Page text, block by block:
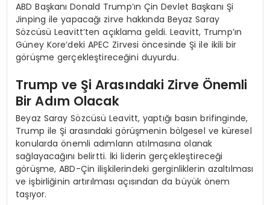
ABD Başkanı Donald Trump’ın Çin Devlet Başkanı Şi
Jinping ile yapacağı zirve hakkında Beyaz Saray
Sözcüsü Leavitt’ten açıklama geldi. Leavitt, Trump’ın
Güney Kore’deki APEC Zirvesi öncesinde Şi ile ikili bir
görüşme gerçekleştireceğini duyurdu.
Trump ve Şi Arasındaki Zirve Önemli
Bir Adım Olacak
Beyaz Saray Sözcüsü Leavitt, yaptığı basın brifinginde,
Trump ile Şi arasındaki görüşmenin bölgesel ve küresel
konularda önemli adımların atılmasına olanak
sağlayacağını belirtti. İki liderin gerçekleştireceği
görüşme, ABD-Çin ilişkilerindeki gerginliklerin azaltılması
ve işbirliğinin artırılması açısından da büyük önem
taşıyor.